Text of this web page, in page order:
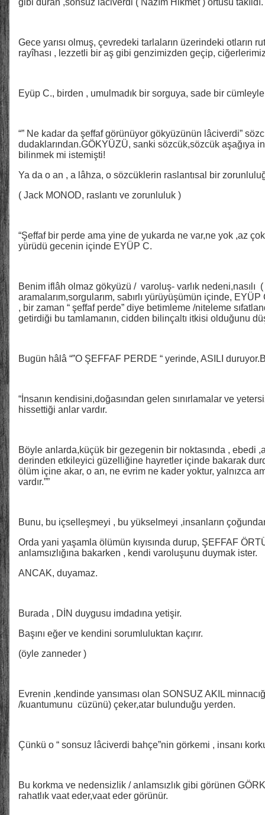
gibi duran ,sonsuz lâciverdi ( Nazım Hikmet ) örtüsü takıldı.
Gece yarısı olmuş, çevredeki tarlaların üzerindeki otların
rayîhası , lezzetli bir aş gibi genzimizden geçip,
Eyüp C., birden , umulmadık bir sorguya, sade bir cümleyle
“” Ne kadar da şeffaf görünüyor gökyüzünün lâciverdi”
dudaklarından.GÖKYÜZÜ, sanki sözcük,sözcük aşağıya
bilinmek mi istemişti!
Ya da o an , a lâhza, o sözcüklerin raslantısal bir
( Jack MONOD, raslantı ve zorunluluk )
“Şeffaf bir perde ama yine de yukarda ne var,ne yok ,az
yürüdü gecenin içinde EYÜP C.
Benim iflâh olmaz gökyüzü / varoluş- varlık
aramalarım,sorgularım, sabırlı yürüyüşümün içinde,
, bir zaman “ şeffaf perde” diye betimleme /niteleme
getirdiği bu tamlamanın, cidden bilinçaltı itkisi olduğunu
Bugün hâlâ “”O ŞEFFAF PERDE “ yerinde, ASILI
“İnsanın kendisini,doğasından gelen sınırlamalar ve
hissettiği anlar vardır.
Böyle anlarda,küçük bir gezegenin bir noktasında , ebedi
derinden etkileyici güzelliğine hayretler içinde bakarak
ölüm içine akar, o an, ne evrim ne kader yoktur, yalnızca
vardır.””
Bunu, bu içselleşmeyi , bu yükselmeyi ,insanların
Orda yani yaşamla ölümün kıyısında durup, ŞEFFAF
anlamsızlığına bakarken , kendi varoluşunu duymak ister.
ANCAK, duyamaz.
Burada , DİN duygusu imdadına yetişir.
Başını eğer ve kendini sorumluluktan kaçırır.
(öyle zanneder )
Evrenin ,kendinde yansıması olan SONSUZ AKIL
/kuantumunu cüzünü) çeker,atar bulunduğu yerden.
Çünkü o “ sonsuz lâciverdi bahçe”nin görkemi , insanı
Bu korkma ve nedensizlik / anlamsızlık gibi görünen
rahatlık vaat eder,vaat eder görünür.